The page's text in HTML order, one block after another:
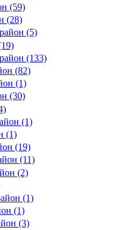
(59)
(28)
(5)
(133)
(82)
(1)
(30)
(1)
(1)
(19)
(11)
(2)
(1)
(1)
(3)